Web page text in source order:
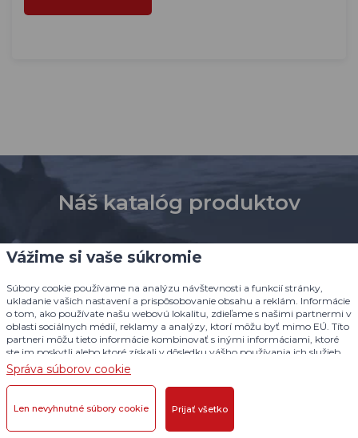
Náš katalóg produktov
Všetky naše výrobky si môžete pozrieť aj v
katalógu, ktorý sme pre vás pripravili.
ZOBRAZIŤ KATALÓG
Prihláste sa na odber našich
noviniek
Vážime si vaše súkromie
Súbory cookie používame na analýzu návštevnosti a funkcií stránky,
ukladanie vašich nastavení a prispôsobovanie obsahu a reklám. Informácie
o tom, ako používate našu webovú lokalitu, zdieľame s našimi partnermi v
oblasti sociálnych médií, reklamy a analýzy, ktorí môžu byť mimo EÚ. Títo
partneri môžu tieto informácie kombinovať s inými informáciami, ktoré
ste im poskytli alebo ktoré získali v dôsledku vášho používania ich služieb.
Podrobné informácie
Správa súborov cookie
Len nevyhnutné súbory cookie Prijať všetko